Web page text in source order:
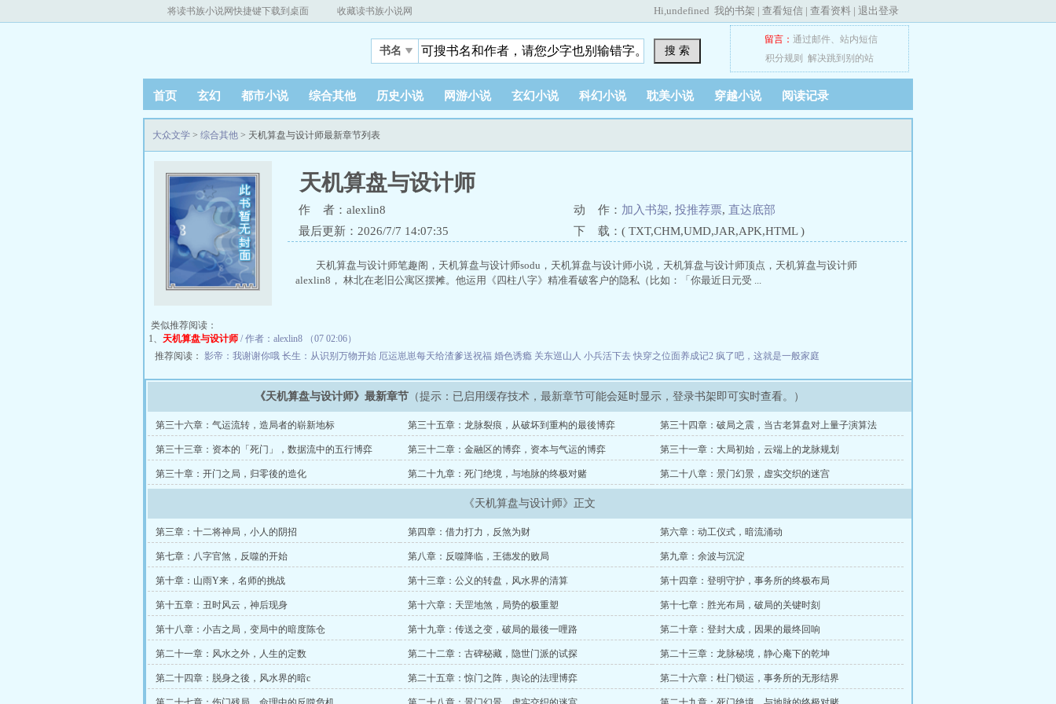
将读书族小说网快捷键下载到桌面 收藏读书族小说网 Hi,undefined 我的书架 | 查看短信 | 查看资料 | 退出登录
书名 搜 索
留言： 通过邮件、 站内短信
积分规则
解决跳到别的站
首页 玄幻 都市小说 综合其他 历史小说 网游小说 玄幻小说 科幻小说 耽美小说 穿越小说 阅读记录
大众文学 > 综合其他 > 天机算盘与设计师最新章节列表
天机算盘与设计师
作 者：alexlin8 动 作： 加入书架, 投推荐票, 直达底部
最后更新：2026/7/7 14:07:35
下 载：( TXT,CHM,UMD,JAR,APK,HTML )
天机算盘与设计师笔趣阁，天机算盘与设计师sodu，天机算盘与设计师小说，天机算盘与设计师顶点，天机算盘与设计师
alexlin8， 林北在老旧公寓区摆摊。他运用《四柱八字》精准看破客户的隐私（比如：「你最近日元受 ...
类似推荐阅读：
1、 天机算盘与设计师 / 作者：alexlin8 （07 02:06）
推荐阅读： 影帝：我谢谢你哦 长生：从识别万物开始 厄运崽崽每天给渣爹送祝福 婚色诱瘾 关东巡山人 小兵活下去 快穿之位面养成记2 疯了吧，这就是一般家庭
《天机算盘与设计师》最新章节 （提示：已启用缓存技术，最新章节可能会延时显示，登录书架即可实时查看。）
第三十六章：气运流转，造局者的崭新地标 第三十五章：龙脉裂痕，从破坏到重构的最後博弈 第三十四章：破局之震，当古老算盘对上量子演算法
第三十三章：资本的「死门」，数据流中的五行博弈 第三十二章：金融区的博弈，资本与气运的博弈 第三十一章：大局初始，云端上的龙脉规划
第三十章：开门之局，归零後的造化 第二十九章：死门绝境，与地脉的终极对赌 第二十八章：景门幻景，虚实交织的迷宫
《天机算盘与设计师》正文
第三章：十二将神局，小人的阴招 第四章：借力打力，反煞为财 第六章：动工仪式，暗流涌动
第七章：八字官煞，反噬的开始 第八章：反噬降临，王德发的败局 第九章：余波与沉淀
第十章：山雨Y来，名师的挑战 第十三章：公义的转盘，风水界的清算 第十四章：登明守护，事务所的终极布局
第十五章：丑时风云，神后现身 第十六章：天罡地煞，局势的极重塑 第十七章：胜光布局，破局的关键时刻
第十八章：小吉之局，变局中的暗度陈仓 第十九章：传送之变，破局的最後一哩路 第二十章：登封大成，因果的最终回响
第二十一章：风水之外，人生的定数 第二十二章：古碑秘藏，隐世门派的试探 第二十三章：龙脉秘境，静心庵下的乾坤
第二十四章：脱身之後，风水界的暗c 第二十五章：惊门之阵，舆论的法理博弈 第二十六章：杜门锁运，事务所的无形结界